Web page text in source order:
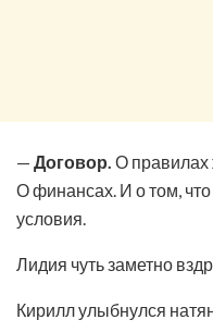
— Договор. О правилах
О финансах. И о том, что
условия.
Лидия чуть заметно
Кирилл улыбнулся